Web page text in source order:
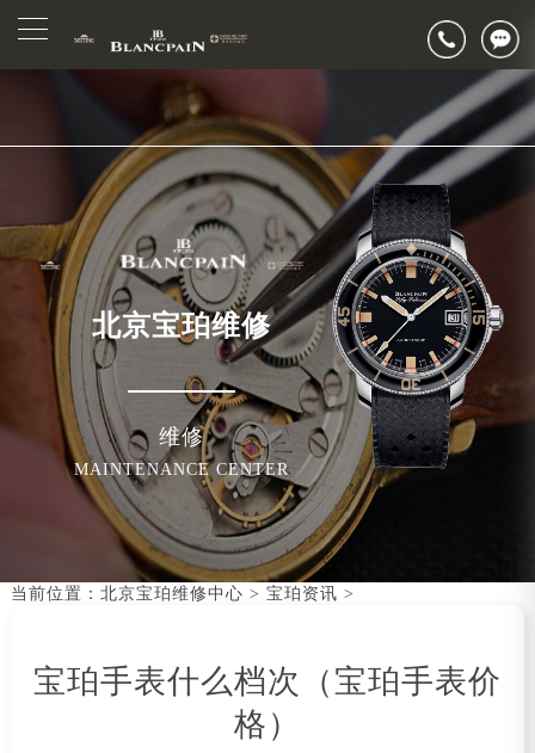
官网公告>
▲
▼
2026年7月宝珀售后服务中心最新网点地址：
北京市朝阳区建国门外大街甲6号华熙国际中心写字楼D座11层1102室（需提前预约）
北京市东城区东长安街1号王府井东方广场W3座6层602室宝珀售后服务中心（需提前预约）
节假日正常营业！
北京宝珀维修
维修
MAINTENANCE CENTER
当前位置： 北京宝珀维修中心 > 宝珀资讯 >
宝珀手表什么档次（宝珀手表价
格）